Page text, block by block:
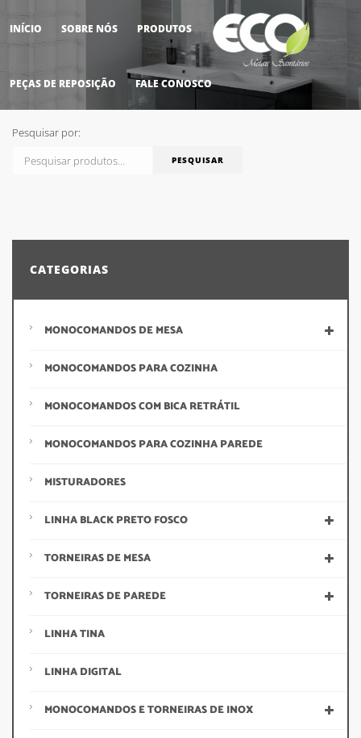
INÍCIO SOBRE NÓS PRODUTOS
PEÇAS DE REPOSIÇÃO FALE CONOSCO
Pesquisar por:
PESQUISAR
CATEGORIAS
MONOCOMANDOS DE MESA
MONOCOMANDOS PARA COZINHA
MONOCOMANDOS COM BICA RETRÁTIL
MONOCOMANDOS PARA COZINHA PAREDE
MISTURADORES
LINHA BLACK PRETO FOSCO
TORNEIRAS DE MESA
TORNEIRAS DE PAREDE
LINHA TINA
LINHA DIGITAL
MONOCOMANDOS E TORNEIRAS DE INOX